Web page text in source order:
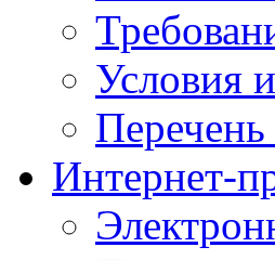
Условия
Интернет-